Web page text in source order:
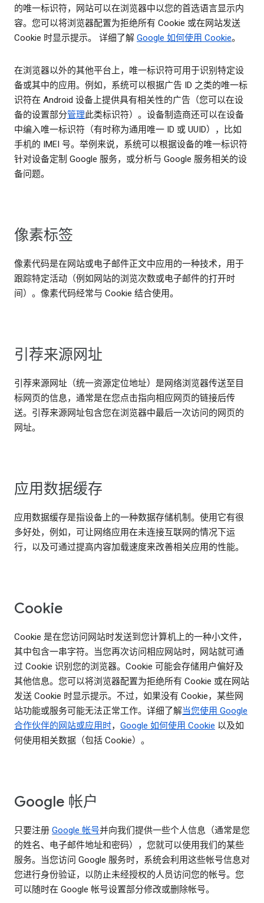
的唯一标识符，网站可以在浏览器中以您的首选语言显示内
容。您可以将浏览器配置为拒绝所有 Cookie 或在网站发送
Cookie 时显示提示。 详细了解 Google 如何使用 Cookie。
在浏览器以外的其他平台上，唯一标识符可用于识别特定设
备或其中的应用。例如，系统可以根据广告 ID 之类的唯一标
识符在 Android 设备上提供具有相关性的广告（您可以在设
备的设置部分管理此类标识符）。设备制造商还可以在设备
中编入唯一标识符（有时称为通用唯一 ID 或 UUID），比如
手机的 IMEI 号。举例来说，系统可以根据设备的唯一标识符
针对设备定制 Google 服务，或分析与 Google 服务相关的设
备问题。
像素标签
像素代码是在网站或电子邮件正文中应用的一种技术，用于
跟踪特定活动（例如网站的浏览次数或电子邮件的打开时
间）。像素代码经常与 Cookie 结合使用。
引荐来源网址
引荐来源网址（统一资源定位地址）是网络浏览器传送至目
标网页的信息，通常是在您点击指向相应网页的链接后传
送。引荐来源网址包含您在浏览器中最后一次访问的网页的
网址。
应用数据缓存
应用数据缓存是指设备上的一种数据存储机制。使用它有很
多好处，例如，可让网络应用在未连接互联网的情况下运
行，以及可通过提高内容加载速度来改善相关应用的性能。
Cookie
Cookie 是在您访问网站时发送到您计算机上的一种小文件，
其中包含一串字符。当您再次访问相应网站时，网站就可通
过 Cookie 识别您的浏览器。Cookie 可能会存储用户偏好及
其他信息。您可以将浏览器配置为拒绝所有 Cookie 或在网站
发送 Cookie 时显示提示。不过，如果没有 Cookie，某些网
站功能或服务可能无法正常工作。详细了解当您使用 Google
合作伙伴的网站或应用时， Google 如何使用 Cookie 以及如
何使用相关数据（包括 Cookie）。
Google 帐户
只要注册 Google 帐号并向我们提供一些个人信息（通常是您
的姓名、电子邮件地址和密码），您就可以使用我们的某些
服务。当您访问 Google 服务时，系统会利用这些帐号信息对
您进行身份验证，以防止未经授权的人员访问您的帐号。您
可以随时在 Google 帐号设置部分修改或删除帐号。